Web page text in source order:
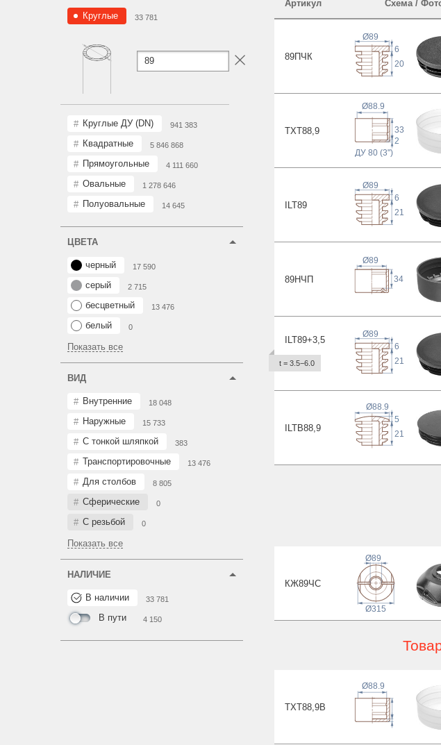
Круглые 33 781
Круглые ДУ (DN) 941 383
Квадратные 5 846 868
Прямоугольные 4 111 660
Овальные 1 278 646
Полуовальные 14 645
ЦВЕТА
черный 17 590
серый 2 715
бесцветный 13 476
белый 0
Показать все
ВИД
Внутренние 18 048
Наружные 15 733
С тонкой шляпкой 383
Транспортировочные 13 476
Для столбов 8 805
Сферические 0
С резьбой 0
Показать все
НАЛИЧИЕ
В наличии 33 781
В пути 4 150
Артикул Схема /
89ПЧК
6
20
Ø89
TXT88,9
33
2
ДУ 80 (3")
Ø88.9
ILT89
6
21
Ø89
89НЧП
Ø89
34
ILT89+3,5
t = 3.5−6.0
6
21
Ø89
ILTB88,9
Ø88.9
21
5
КЖ89ЧС
Ø89
Ø315
TXT88, 9B
Ø88.9